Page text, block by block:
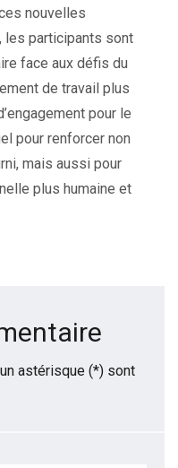
nouvelles
les participants sont
face aux défis du
de travail plus
pour le
pour renforcer non
mais aussi pour
plus humaine et
astérisque (*) sont